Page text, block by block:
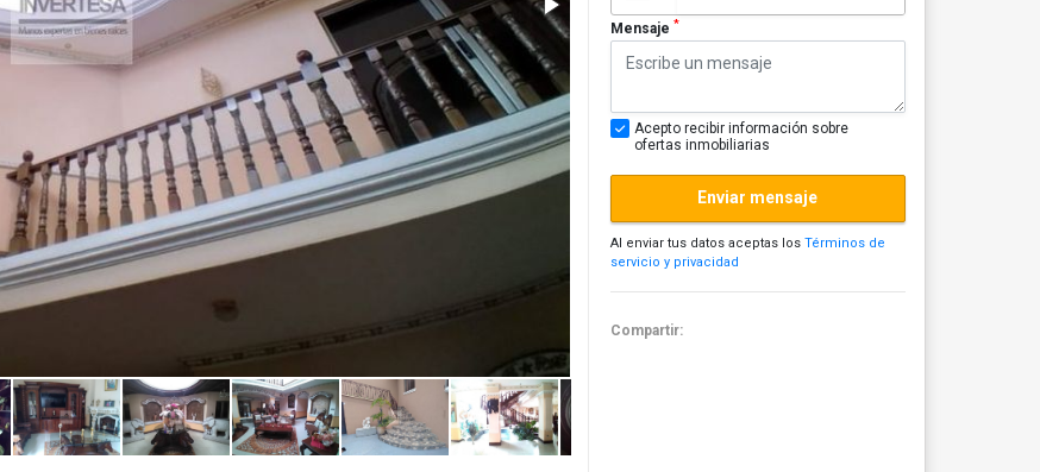
Mensaje *
Acepto recibir información sobre
ofertas inmobiliarias
Enviar mensaje
Al enviar tus datos aceptas los Términos de
servicio y privacidad
Compartir: